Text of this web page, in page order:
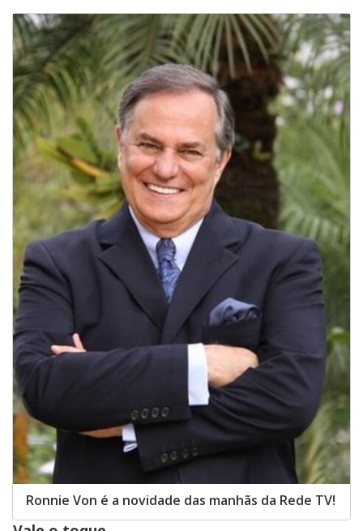
Ronnie Von é a novidade das manhãs da Rede TV!